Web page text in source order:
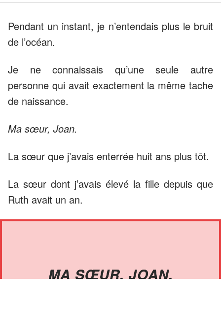
Pendant un instant, je n’entendais plus le bruit
de l’océan.
Je ne connaissais qu’une seule autre
personne qui avait exactement la même tache
de naissance.
Ma sœur, Joan.
La sœur que j’avais enterrée huit ans plus tôt.
La sœur dont j’avais élevé la fille depuis que
Ruth avait un an.
MA SŒUR, JOAN.